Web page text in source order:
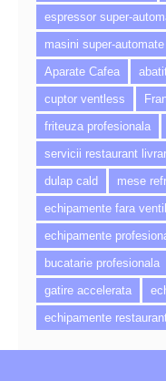
espressor super-
masini super-
Aparate Cafea
cuptor ventless
friteuza profesionala
servicii restaurant
dulap cald
mese
echipamente fara
echipamente
bucatarie profesionala
gatire accelerata
echipamente